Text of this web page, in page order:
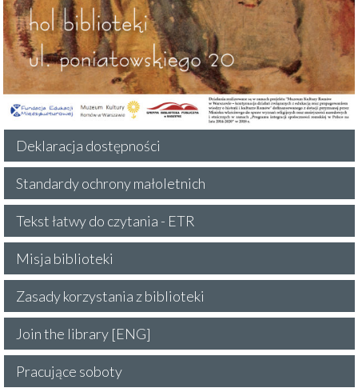
Deklaracja dostępności
Standardy ochrony małoletnich
Tekst łatwy do czytania - ETR
Misja biblioteki
Zasady korzystania z biblioteki
Join the library [ENG]
Pracujące soboty